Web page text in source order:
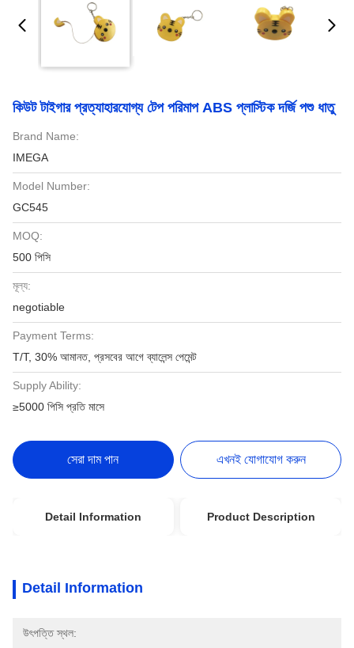
কিউট টাইগার প্রত্যাহারযোগ্য টেপ পরিমাপ ABS প্লাস্টিক দর্জি পশু ধাতু
Brand Name:
IMEGA
Model Number:
GC545
MOQ:
500 পিসি
মূল্য:
negotiable
Payment Terms:
T/T, 30% আমানত, প্রসবের আগে ব্যালেন্স পেমেন্ট
Supply Ability:
≥5000 পিসি প্রতি মাসে
সেরা দাম পান এখনই যোগাযোগ করুন
Detail Information Product Description
Detail Information
উৎপত্তি স্থল: